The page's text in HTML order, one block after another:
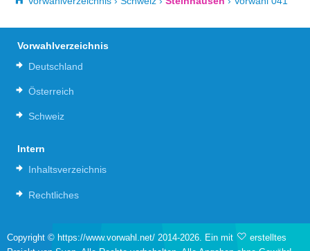
Vorwahlverzeichnis
Deutschland
Österreich
Schweiz
Intern
Inhaltsverzeichnis
Rechtliches
Copyright © https://www.vorwahl.net/ 2014-2026. Ein mit
erstelltes